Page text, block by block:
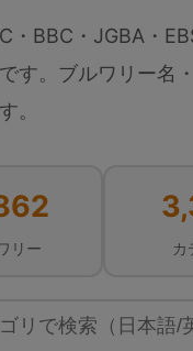
・BBC・JGBA・
す。ブルワリー名
。
リー カ